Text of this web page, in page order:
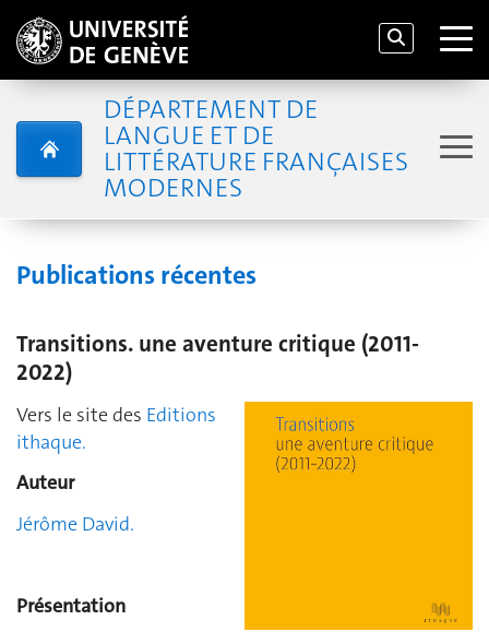
DÉPARTEMENT DE
LANGUE ET DE
LITTÉRATURE FRANÇAISES
MODERNES
Publications récentes
Transitions. une aventure critique (2011-
2022)
Vers le site des Editions
ithaque.
Auteur
Jérôme David.
Présentation